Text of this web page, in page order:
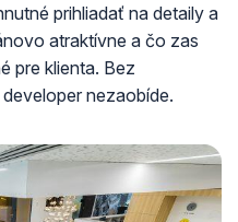
prihliadať na detaily a
atraktívne a čo zas
pre klienta. Bez
nezaobíde.